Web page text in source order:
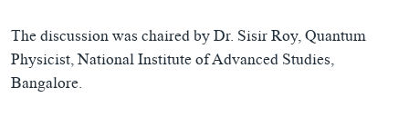
The discussion was chaired by Dr. Sisir Roy, Quantum
Physicist, National Institute of Advanced Studies,
Bangalore.